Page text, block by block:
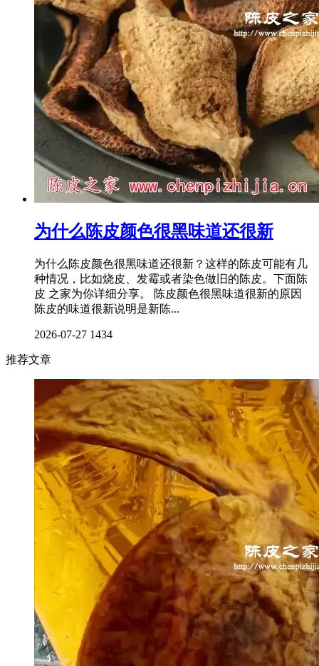
为什么陈皮颜色很黑味道还很新
为什么陈皮颜色很黑味道还很新？这样的陈皮可能有几
种情况，比如烧皮、发霉或者染色做旧的陈皮。下面陈
皮 之家为你详细分享。 陈皮颜色很黑味道很新的原因
陈皮的味道很新说明是新陈...
2026-07-27 1434
推荐文章